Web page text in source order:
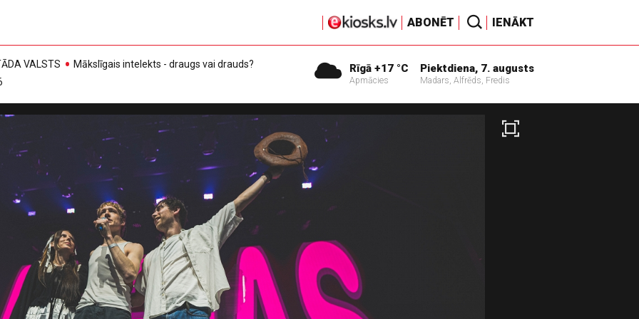
ABONĒT IENĀKT
VALSTS
Mākslīgais intelekts - draugs vai drauds?
Rīgā +17 °C
Apmācies
Piektdiena, 7. augusts
Madars, Alfrēds, Fredis